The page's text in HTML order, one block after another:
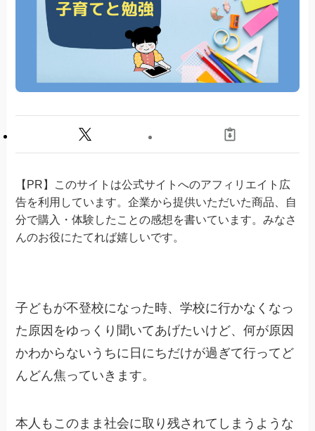
【PR】このサイトは公式サイトへのアフィリエイト広
告を利用しています。企業から提供いただいた商品、自
分で購入・体験したことの感想を書いています。みなさ
んのお役にたてれば嬉しいです。
子どもが不登校になった時、学校に行かなくなっ
た原因をゆっくり聞いてあげたいけど、何が原因
かわからないうちに日にちだけが過ぎて行ってど
んどん焦っていきます。
本人もこのまま社会に取り残されてしまうような